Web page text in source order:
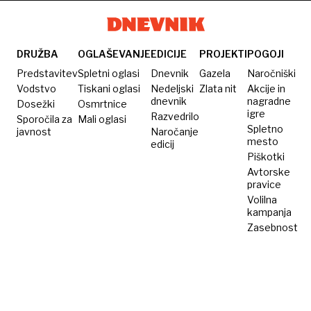
DRUŽBA
Predstavitev
Vodstvo
Dosežki
Sporočila za
javnost
OGLAŠEVANJE
Spletni oglasi
Tiskani oglasi
Osmrtnice
Mali oglasi
EDICIJE
Dnevnik
Nedeljski
dnevnik
Razvedrilo
Naročanje
edicij
PROJEKTI
Gazela
Zlata nit
POGOJI
Naročniški
Akcije in
nagradne
igre
Spletno
mesto
Piškotki
Avtorske
pravice
Volilna
kampanja
Zasebnost